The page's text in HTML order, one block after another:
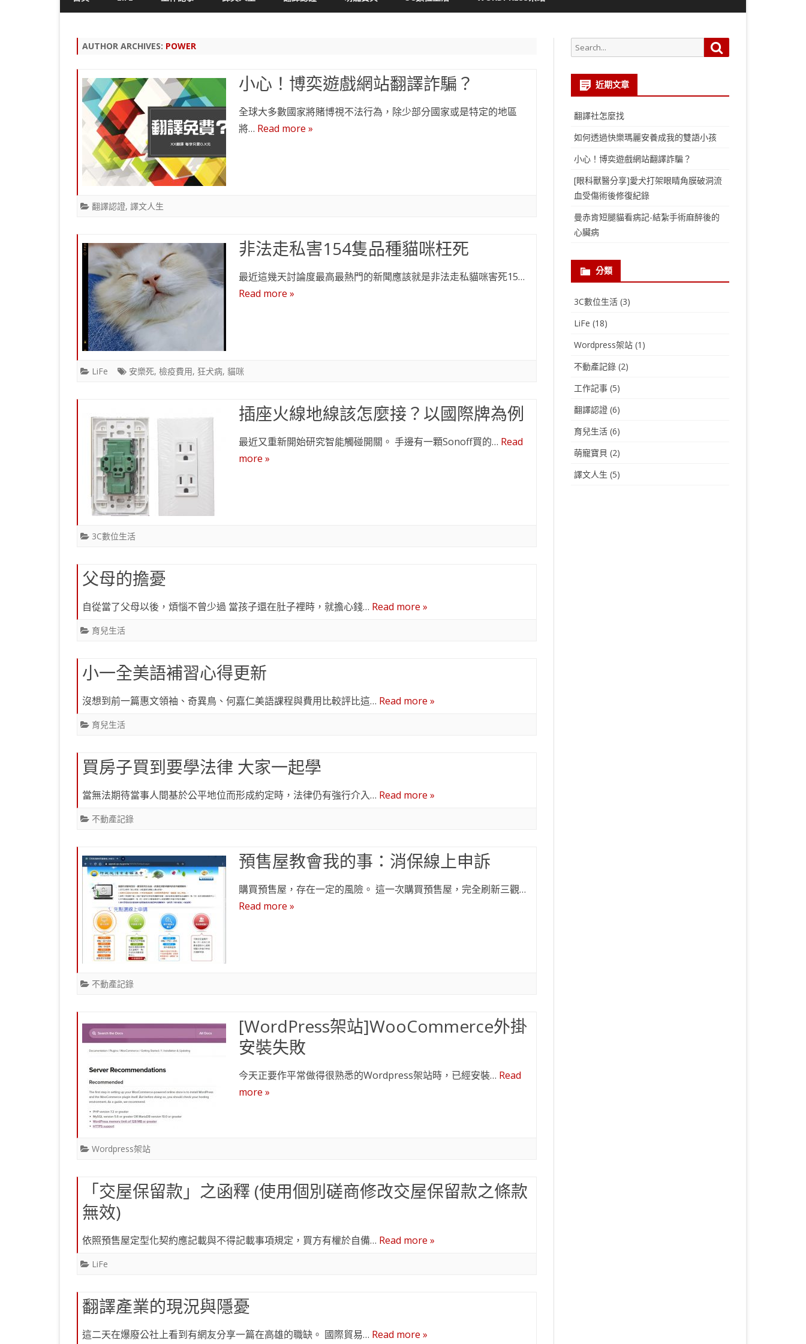
content
AUTHOR ARCHIVES: POWER
小心！博奕遊戲網站翻譯詐騙？
全球大多數國家將賭博視不法行為，除少部分國家或是特定的地區
將… Read more »
翻譯認證, 譯文人生
非法走私害154隻品種貓咪枉死
最近這幾天討論度最高最熱門的新聞應該就是非法走私貓咪害死15…
Read more »
LiFe 安樂死, 檢疫費用, 狂犬病, 貓咪
插座火線地線該怎麼接？以國際牌為例
最近又重新開始研究智能觸碰開關。 手邊有一顆Sonoff買的… Read
more »
3C數位生活
父母的擔憂
自從當了父母以後，煩惱不曾少過 當孩子還在肚子裡時，就擔心錢… Read more »
育兒生活
小一全美語補習心得更新
沒想到前一篇惠文領袖、奇異鳥、何嘉仁美語課程與費用比較評比這… Read more »
育兒生活
買房子買到要學法律 大家一起學
當無法期待當事人間基於公平地位而形成約定時，法律仍有強行介入… Read more »
不動產記錄
預售屋教會我的事：消保線上申訴
購買預售屋，存在一定的風險。 這一次購買預售屋，完全刷新三觀…
Read more »
不動產記錄
[WordPress架站]WooCommerce外掛
安裝失敗
今天正要作平常做得很熟悉的Wordpress架站時，已經安裝… Read
more »
Wordpress架站
「交屋保留款」之函釋 (使用個別磋商修改交屋保留款之條款
無效)
依照預售屋定型化契約應記載與不得記載事項規定，買方有權於自備… Read more »
LiFe
翻譯產業的現況與隱憂
這二天在爆廢公社上看到有網友分享一篇在高雄的職缺。 國際貿易… Read more »
Search
for:
近期文章
翻譯社怎麼找
如何透過快樂瑪麗安養成我的雙語小孩
小心！博奕遊戲網站翻譯詐騙？
[眼科獸醫分享]愛犬打架眼睛角膜破洞流
血受傷術後修復紀錄
曼赤肯短腿貓看病記-結紮手術麻醉後的
心臟病
分類
3C數位生活(3)
LiFe (18)
Wordpress架站(1)
不動產記錄(2)
工作記事(5)
翻譯認證(6)
育兒生活(6)
萌寵寶貝 (2)
譯文人生 (5)